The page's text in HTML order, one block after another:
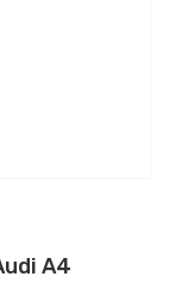
A4